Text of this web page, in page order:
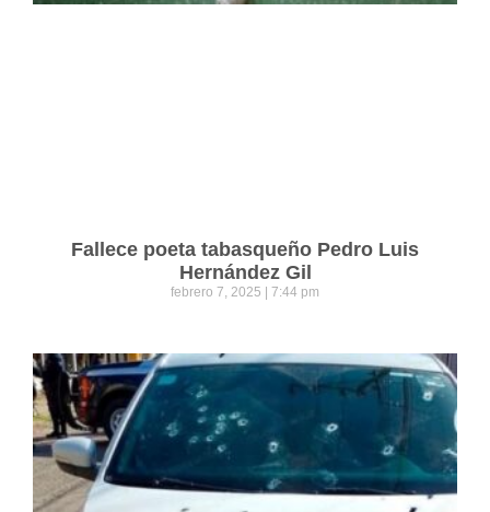
Fallece poeta tabasqueño Pedro Luis
Hernández Gil
febrero 7, 2025 7:44 pm